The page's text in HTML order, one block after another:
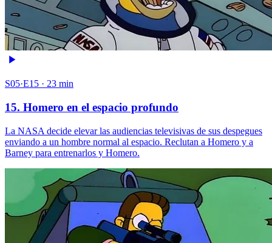
S05·E15 · 23 min
15. Homero en el espacio profundo
La NASA decide elevar las audiencias televisivas de sus despegues
enviando a un hombre normal al espacio. Reclutan a Homero y a
Barney para entrenarlos y Homero.